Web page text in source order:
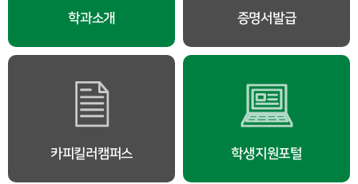
학과소개 증명서발급
카피킬러캠퍼스 학생지원포털